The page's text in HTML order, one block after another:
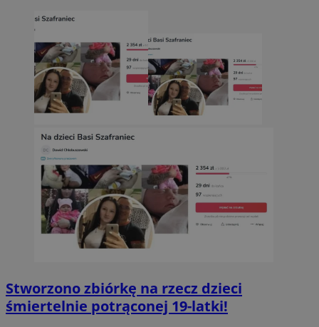
Stworzono zbiórkę na rzecz dzieci
śmiertelnie potrąconej 19-latki!